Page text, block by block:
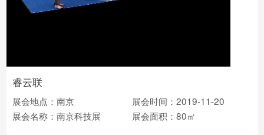
睿云联
展会地点：南京
展会时间：2019-11-20
展会名称：南京科技展
展会面积：80㎡